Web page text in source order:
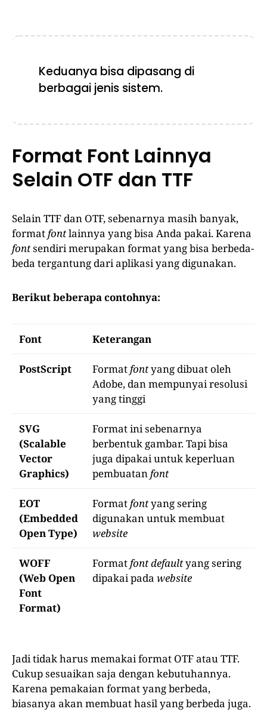
Keduanya bisa dipasang di
berbagai jenis sistem.
Format Font Lainnya
Selain OTF dan TTF
Selain TTF dan OTF, sebenarnya masih banyak,
formatfontlainnya yang bisa Anda pakai. Karena
fontsendiri merupakan format yang bisa berbeda-
beda tergantung dari aplikasi yang digunakan.
Berikut beberapa contohnya:
Font Keterangan
PostScript Formatfontyang dibuat oleh
Adobe, dan mempunyai resolusi
yang tinggi
SVG
(Scalable
Vector
Graphics)
Format ini sebenarnya
berbentuk gambar. Tapi bisa
juga dipakai untuk keperluan
pembuatanfont
EOT
(Embedded
Open Type)
Formatfontyang sering
digunakan untuk membuat
website
WOFF
(Web Open
Font
Format)
Formatfontdefaultyang sering
dipakai pada website
Jadi tidak harus memakai format OTF atau TTF.
Cukup sesuaikan saja dengan kebutuhannya.
Karena pemakaian format yang berbeda,
biasanya akan membuat hasil yang berbeda juga.